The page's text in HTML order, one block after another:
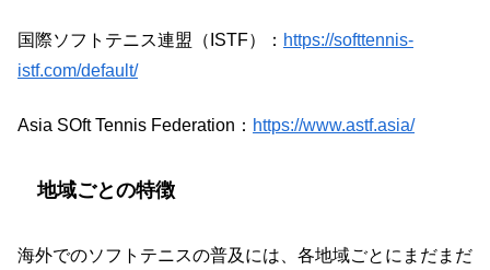
国際ソフトテニス連盟（ISTF）： https://softtennis-
istf.com/default/
Asia SOft Tennis Federation： https://www.astf.asia/
地域ごとの特徴
海外でのソフトテニスの普及には、各地域ごとにまだまだ